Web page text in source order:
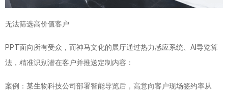
无法筛选高价值客户
PPT面向所有受众，而神马文化的展厅通过热力感应系统、AI导览算
法，精准识别潜在客户并推送定制内容：
案例：某生物科技公司部署智能导览后，高意向客户现场签约率从